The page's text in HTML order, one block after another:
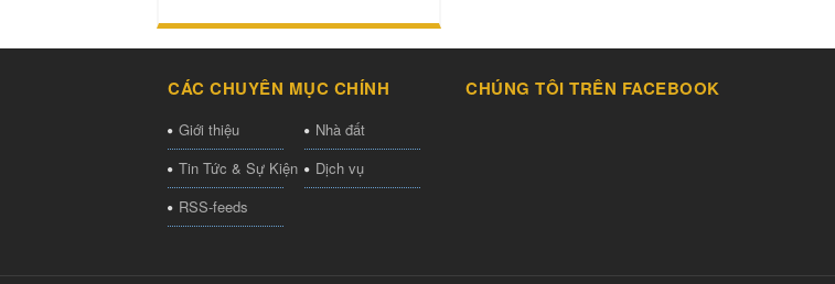
CÁC CHUYÊN MỤC CHÍNH
Giới thiệu
Nhà đất
Tin Tức & Sự Kiện
Dịch vụ
RSS-feeds
CHÚNG TÔI TRÊN FACEBOOK